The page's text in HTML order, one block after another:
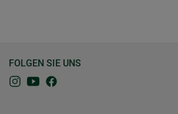
FOLGEN SIE UNS